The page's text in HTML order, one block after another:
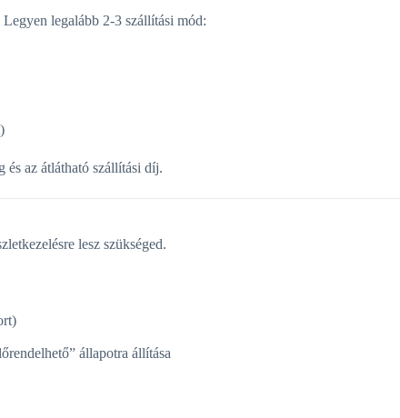
legalább 2-3 szállítási mód:
és az átlátható szállítási díj.
lesz szükséged.
állapotra állítása